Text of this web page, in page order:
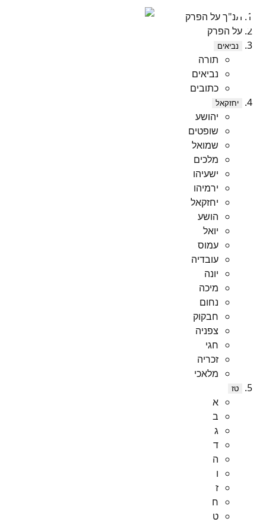
תנ"ך על הפרק
על הפרק
נביאים
תורה
נביאים
כתובים
יחזקאל
יהושע
שופטים
שמואל
מלכים
ישעיהו
ירמיהו
יחזקאל
הושע
יואל
עמוס
עובדיה
יונה
מיכה
נחום
חבקוק
צפניה
חגי
זכריה
מלאכי
טז
א
ב
ג
ד
ה
ו
ז
ח
ט